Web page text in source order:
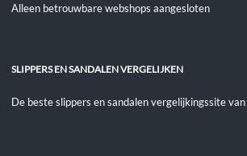
Alleen betrouwbare webshops aangesloten
SLIPPERS EN SANDALEN VERGELIJKEN
De beste slippers en sandalen vergelijkingssite